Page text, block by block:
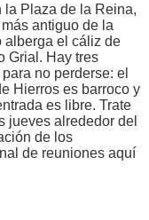
la Plaza de la Reina,
antiguo de la
alberga el cáliz de
Grial. Hay tres
no perderse: el
Hierros es barroco y
es libre. Trate
jueves alrededor del
de los
de reuniones aquí